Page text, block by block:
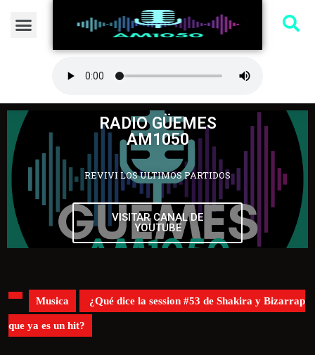
RADIO GÜEMES
AM1050
REVIVI LOS ULTIMOS PARTIDOS
VISITAR CANAL DE
YOUTUBE
Musica ¿Qué dice la session #53 de Shakira y Bizarrap
que ya es un hit?